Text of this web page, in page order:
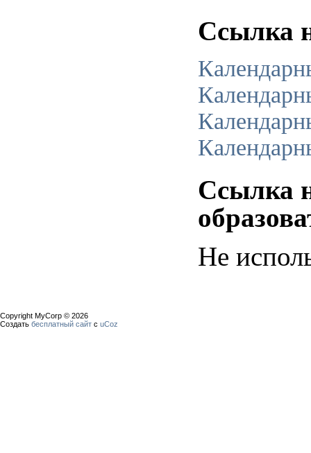
Ссылка
Ссылка
Не
Copyright MyCorp © 2026
Создать бесплатный сайт с uCoz